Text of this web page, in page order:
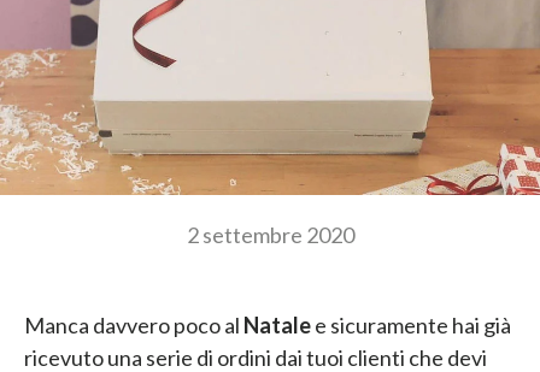
2 settembre 2020
Manca davvero poco al Natalee sicuramente hai già
ricevuto una serie di ordini dai tuoi clienti che devi